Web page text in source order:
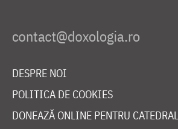
DESPRE NOI
POLITICA DE COOKIES
DONEAZĂ ONLINE PENTRU